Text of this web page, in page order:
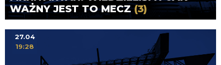
WAŻNY JEST TO MECZ(3)
27.04
19:28